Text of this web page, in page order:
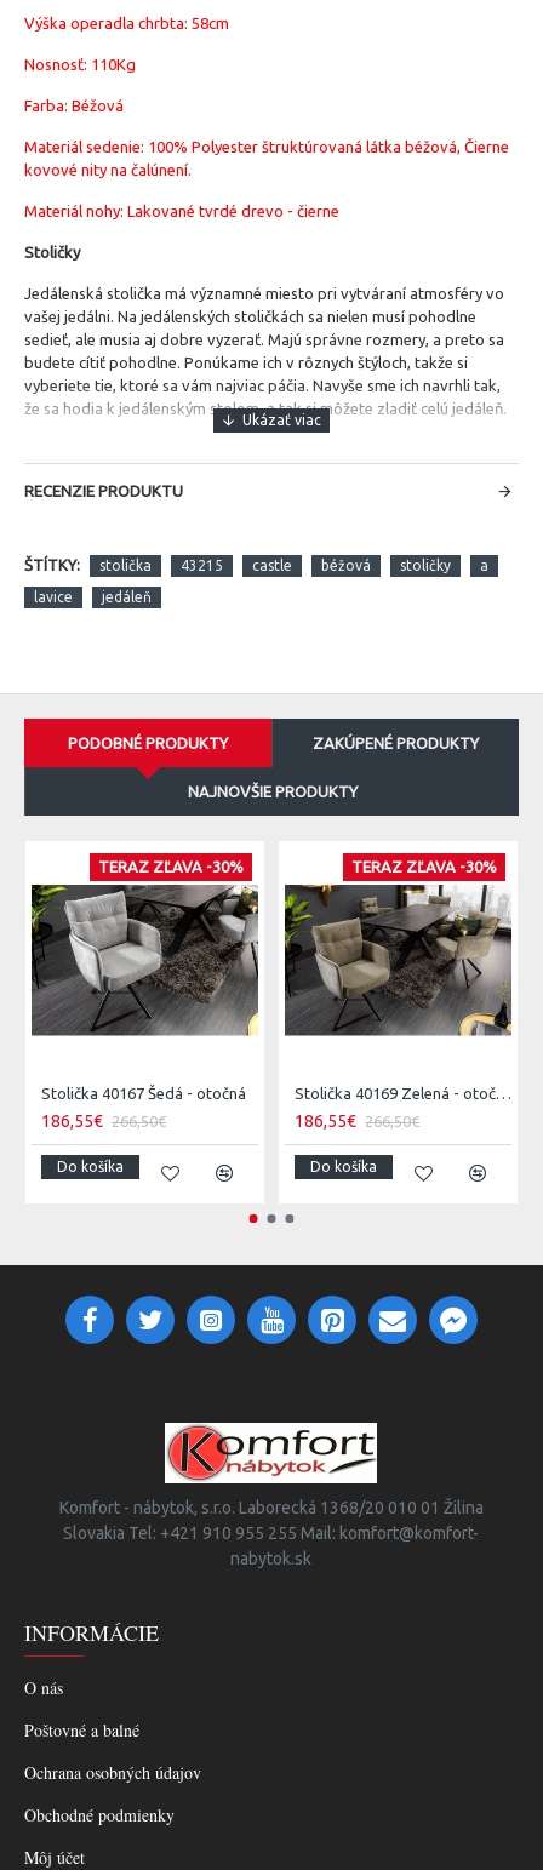
Výška operadla chrbta: 58cm
Nosnosť: 110Kg
Farba: Béžová
Materiál sedenie: 100% Polyester štruktúrovaná látka béžová, Čierne
kovové nity na čalúnení.
Materiál nohy: Lakované tvrdé drevo - čierne
Stoličky
Jedálenská stolička má významné miesto pri vytváraní atmosféry vo
vašej jedálni. Na jedálenských stoličkách sa nielen musí pohodlne
sedieť, ale musia aj dobre vyzerať. Majú správne rozmery, a preto sa
budete cítiť pohodlne. Ponúkame ich v rôznych štýloch, takže si
vyberiete tie, ktoré sa vám najviac páčia. Navyše sme ich navrhli tak,
že sa hodia k jedálenským stolom, a tak si môžete zladiť celú jedáleň.
RECENZIE PRODUKTU
ŠTÍTKY: stolička 43215 castle béžová stoličky a
lavice jedáleň
PODOBNÉ PRODUKTY ZAKÚPENÉ PRODUKTY
NAJNOVŠIE PRODUKTY
TERAZ ZĽAVA -30%
Stolička 40167 Šedá - otočná
186,55€ 266,50€
Do košíka
TERAZ ZĽAVA -30%
Stolička 40169 Zelená - otočná
186,55€ 266,50€
Do košíka
Komfort - nábytok, s.r.o. Laborecká 1368/20 010 01 Žilina
Slovakia Tel: +421 910 955 255 Mail: komfort@komfort-
nabytok.sk
INFORMÁCIE
O nás
Poštovné a balné
Ochrana osobných údajov
Obchodné podmienky
Môj účet